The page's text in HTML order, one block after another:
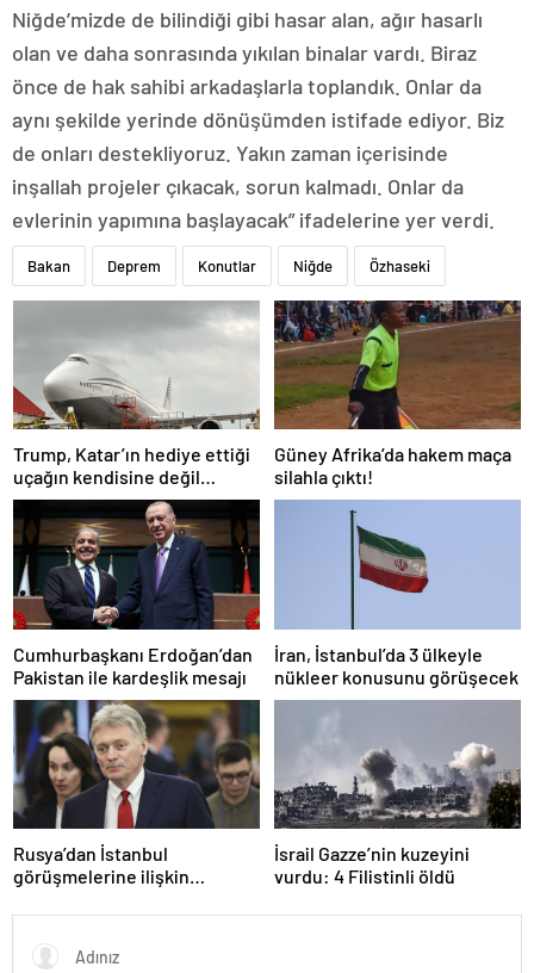
Niğde’mizde de bilindiği gibi hasar alan, ağır hasarlı
olan ve daha sonrasında yıkılan binalar vardı. Biraz
önce de hak sahibi arkadaşlarla toplandık. Onlar da
aynı şekilde yerinde dönüşümden istifade ediyor. Biz
de onları destekliyoruz. Yakın zaman içerisinde
inşallah projeler çıkacak, sorun kalmadı. Onlar da
evlerinin yapımına başlayacak” ifadelerine yer verdi.
Bakan Deprem Konutlar Niğde Özhaseki
Trump, Katar’ın hediye ettiği
uçağın kendisine değil
Pentagon’a verileceğini
açıkladı
Güney Afrika’da hakem maça
silahla çıktı!
Cumhurbaşkanı Erdoğan’dan
Pakistan ile kardeşlik mesajı
İran, İstanbul’da 3 ülkeyle
nükleer konusunu görüşecek
Rusya’dan İstanbul
görüşmelerine ilişkin
İsrail Gazze’nin kuzeyini
vurdu: 4 Filistinli öldü